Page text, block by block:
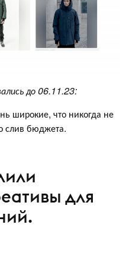
до 06.11.23:
широкие, что никогда не
слив бюджета.
для